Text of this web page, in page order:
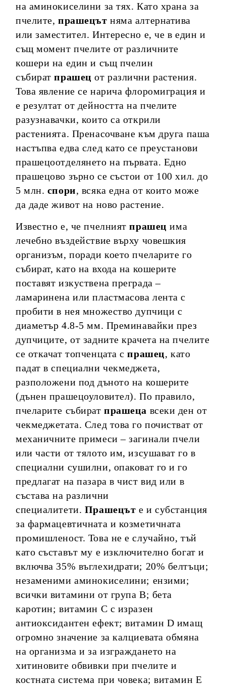
на аминокиселини за тях. Като храна за
пчелите,прашецът няма алтернатива
или заместител. Интересно е, че в един и
същ момент пчелите от различните
кошери на един и същ пчелин
събиратпрашец от различни растения.
Това явление се нарича флоромиграция и
е резултат от дейността на пчелите
разузнавачки, които са открили
растенията. Пренасочване към друга паша
настъпва едва след като се преустанови
прашецоотделянето на първата. Едно
прашецово зърно се състои от 100 хил. до
5 млн. спори, всяка една от които може
да даде живот на ново растение.
Известно е, че пчелниятпрашец има
лечебно въздействие върху човешкия
организъм, поради което пчеларите го
събират, като на входа на кошерите
поставят изкуствена преграда –
ламаринена или пластмасова лента с
пробити в нея множество дупчици с
диаметър 4.8-5 мм. Преминавайки през
дупчиците, от задните крачета на пчелите
се откачат топченцата спрашец, като
падат в специални чекмеджета,
разположени под дъното на кошерите
(дънен прашецоуловител). По правило,
пчеларите събиратпрашеца всеки ден от
чекмеджетата. След това го почистват от
механичните примеси – загинали пчели
или части от тялото им, изсушават го в
специални сушилни, опаковат го и го
предлагат на пазара в чист вид или в
състава на различни
специалитети. Прашецът е и субстанция
за фармацевтичната и козметичната
промишленост. Това не е случайно, тъй
като съставът му е изключително богат и
включва 35% въглехидрати; 20% белтъци;
незаменими аминокиселини; ензими;
всички витамини от група В; бета
каротин; витамин C с изразен
антиоксидантен ефект; витамин D имащ
огромно значение за калциевата обмяна
на организма и за изграждането на
хитиновите обвивки при пчелите и
костната система при човека; витамин Е